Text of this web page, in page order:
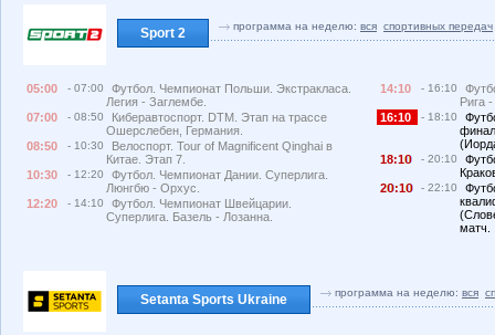
Sport 2 программа на неделю: вся спортивных передач
05:00 - 07:00
Футбол. Чемпионат Польши. Экстракласа.
Легия - Заглембе.
07:00
- 08:50
Киберавтоспорт. DTM. Этап на трассе
Ошерслебен, Германия.
08:50
- 10:30
Велоспорт. Tour of Magnificent Qinghai в
Китае. Этап 7.
10:30
- 12:20
Футбол. Чемпионат Дании. Суперлига.
Люнгбю - Орхус.
12:20
- 14:10
Футбол. Чемпионат Швейцарии.
Суперлига. Базель - Лозанна.
14:10 - 16:10
Рига
16:10
- 18:10
18:1
- 20:10
2
:1 - 22:10
матч.
Setanta Sports Ukraine программа на неделю: вся